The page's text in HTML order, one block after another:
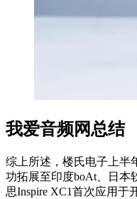
我爱音频网总结
综上所述，楼氏电子上半
功拓展至印度boAt、日本
思Inspire XC1首次应用于